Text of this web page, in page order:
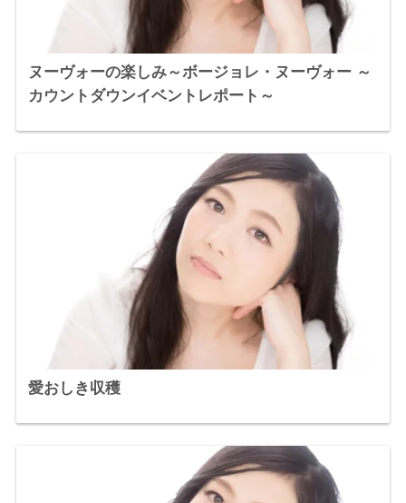
ヌーヴォーの楽しみ～ボージョレ・ヌーヴォー ～
カウントダウンイベントレポート～
愛おしき収穫